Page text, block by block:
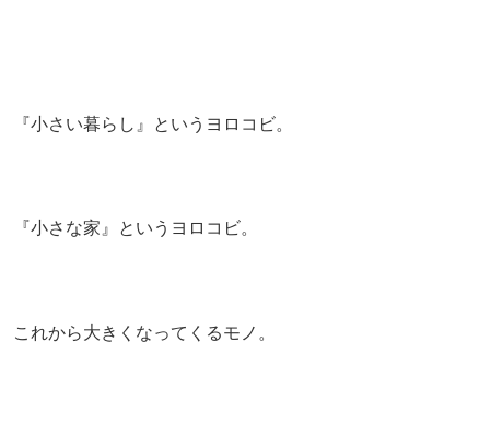
『小さい暮らし』というヨロコビ。
『小さな家』というヨロコビ。
これから大きくなってくるモノ。